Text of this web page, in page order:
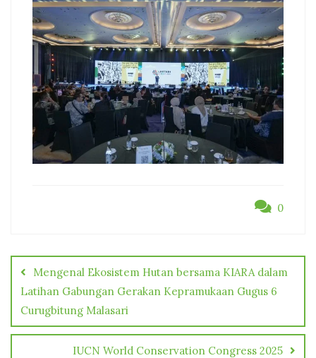
0
navigation
Mengenal Ekosistem Hutan bersama KIARA dalam
Latihan Gabungan Gerakan Kepramukaan Gugus 6
Curugbitung Malasari
IUCN World Conservation Congress 2025